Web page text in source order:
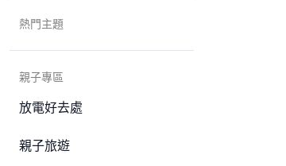
熱門主題
親子專區
放電好去處
親子旅遊